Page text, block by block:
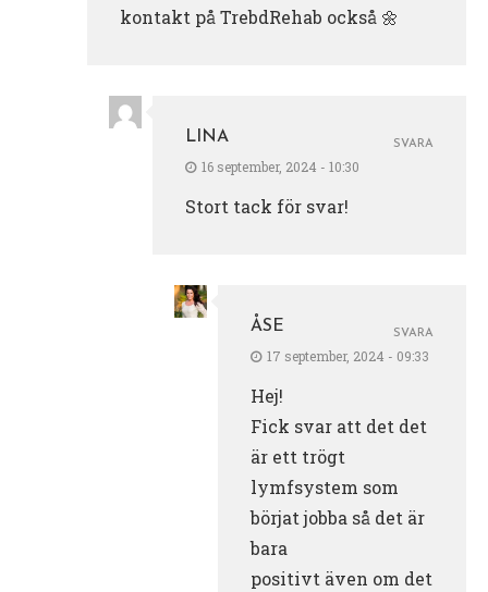
kontakt på TrebdRehab också 🌼
LINA
16 september, 2024 - 10:30
Stort tack för svar!
SVARA
ÅSE
17 september, 2024 - 09:33
Hej!
Fick svar att det det
är ett trögt
lymfsystem som
börjat jobba så det är
bara
positivt även om det
SVARA